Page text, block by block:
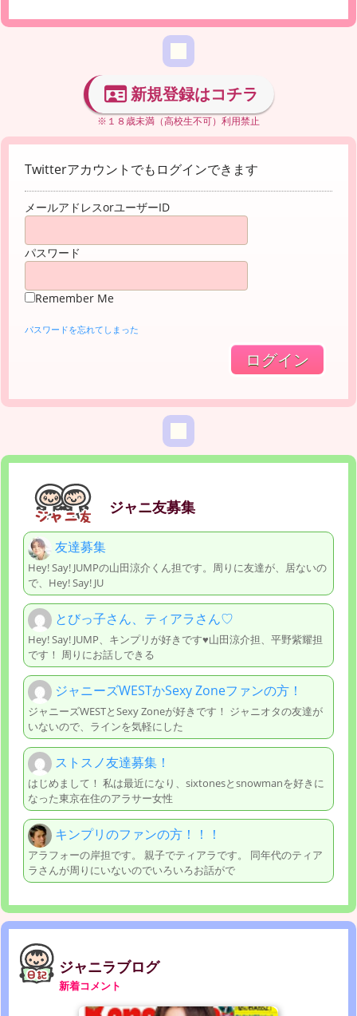
新規登録はコチラ
※１８歳未満（高校生不可）利用禁止
Twitterアカウントでもログインできます
メールアドレスorユーザーID
パスワード
Remember Me
パスワードを忘れてしまった
ジャニ友募集
友達募集
Hey! Say! JUMPの山田涼介くん担です。周りに友達が、居ないの
で、Hey! Say! JU
とびっ子さん、ティアラさん♡
Hey! Say! JUMP、キンプリが好きです♥️山田涼介担、平野紫耀担
です！ 周りにお話しできる
ジャニーズWESTかSexy Zoneファンの方！
ジャニーズWESTとSexy Zoneが好きです！ ジャニオタの友達が
いないので、ラインを気軽にした
ストスノ友達募集！
はじめまして！ 私は最近になり、sixtonesとsnowmanを好きに
なった東京在住のアラサー女性
キンプリのファンの方！！！
アラフォーの岸担です。 親子でティアラです。 同年代のティア
ラさんが周りにいないのでいろいろお話がで
ジャニラブログ
新着コメント